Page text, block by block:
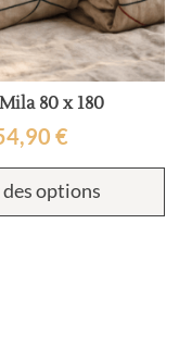
80 x 180
€
options
Ce
a